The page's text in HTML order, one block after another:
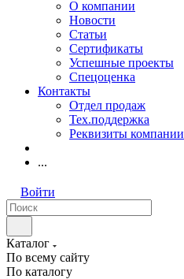
О компании
Новости
Статьи
Сертификаты
Успешные проекты
Спецоценка
Контакты
Отдел продаж
Тех.поддержка
Реквизиты компании
...
Войти
Каталог
По всему сайту
По каталогу